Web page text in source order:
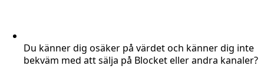
Du känner dig osäker på värdet och känner dig inte
bekväm med att sälja på Blocket eller andra kanaler?